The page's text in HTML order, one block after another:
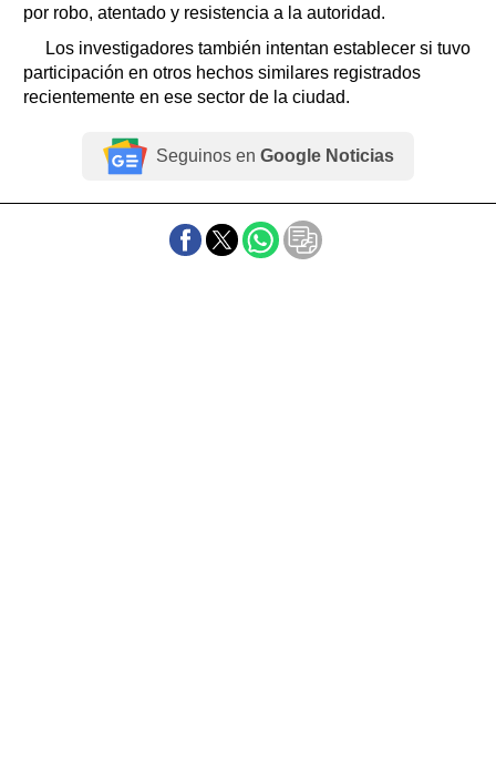
por robo, atentado y resistencia a la autoridad.
Los investigadores también intentan establecer si tuvo
participación en otros hechos similares registrados
recientemente en ese sector de la ciudad.
Seguinos en Google Noticias